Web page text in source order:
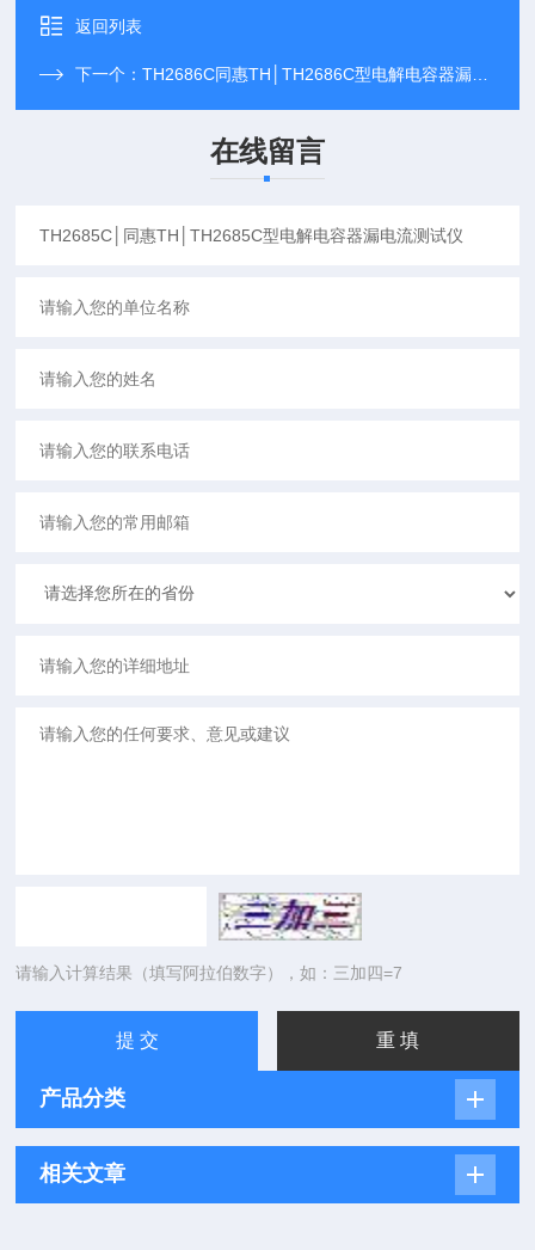
返回列表
下一个：TH2686C同惠TH│TH2686C型电解电容器漏电流测试仪
在线留言
请输入计算结果（填写阿拉伯数字），如：三加四=7
产品分类
相关文章